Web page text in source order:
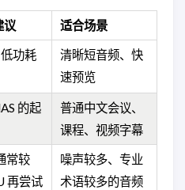
议 适合场景
功耗
清晰短音频、快
速预览
的起
普通中文会议、
课程、视频字幕
常较
再尝试
噪声较多、专业
术语较多的音频